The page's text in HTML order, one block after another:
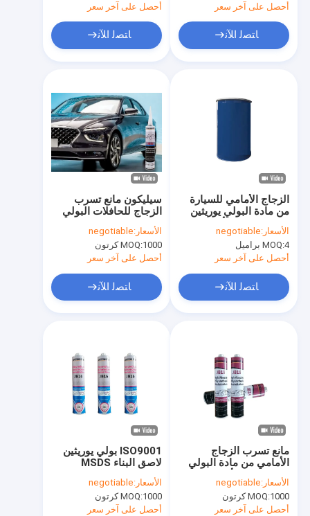
أحصل على آخر سعر
ﺎﺘﺼﻟ ﺍﻶﻧ
أحصل على آخر سعر
ﺎﺘﺼﻟ ﺍﻶﻧ
سيليكون مانع تسرب
الزجاج للحافلات البولي
يوريثين
الأسعار:negotiable
MOQ:1000 كرتون
أحصل على آخر سعر
ﺎﺘﺼﻟ ﺍﻶﻧ
الزجاج الأمامي للسيارة
من مادة البولي يوريثين
مانع التسرب للأشعة فوق
البنفسجية لاصق الزجاج
الأمامي للسيارة
الأسعار:negotiable
MOQ:4 براميل
أحصل على آخر سعر
ﺎﺘﺼﻟ ﺍﻶﻧ
ISO9001 بولي يوريثين
لاصق البناء MSDS
الرطوبة علاج لاصق
البولي يوريثين
الأسعار:negotiable
MOQ:1000 كرتون
أحصل على آخر سعر
مانع تسرب الزجاج
الأمامي من مادة البولي
يوريثين من الألومنيوم
300 مل مانع تسرب زجاج
السيارات
الأسعار:negotiable
MOQ:1000 كرتون
أحصل على آخر سعر